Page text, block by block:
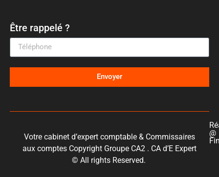
Être rappelé ?
Envoyer
Votre cabinet d’expert comptable & Commissaires
aux comptes Copyright Groupe CA2 . CA d’E Expert
© All rights Reserved.
@